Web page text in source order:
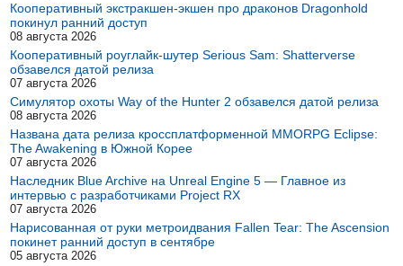
Кооперативный экстракшен-экшен про драконов Dragonhold
покинул ранний доступ
08 августа 2026
Кооперативный роуглайк-шутер Serious Sam: Shatterverse
обзавелся датой релиза
07 августа 2026
Симулятор охоты Way of the Hunter 2 обзавелся датой релиза
08 августа 2026
Названа дата релиза кроссплатформенной MMORPG Eclipse:
The Awakening в Южной Корее
07 августа 2026
Наследник Blue Archive на Unreal Engine 5 — Главное из
интервью с разработчиками Project RX
07 августа 2026
Нарисованная от руки метроидвания Fallen Tear: The Ascension
покинет ранний доступ в сентябре
05 августа 2026